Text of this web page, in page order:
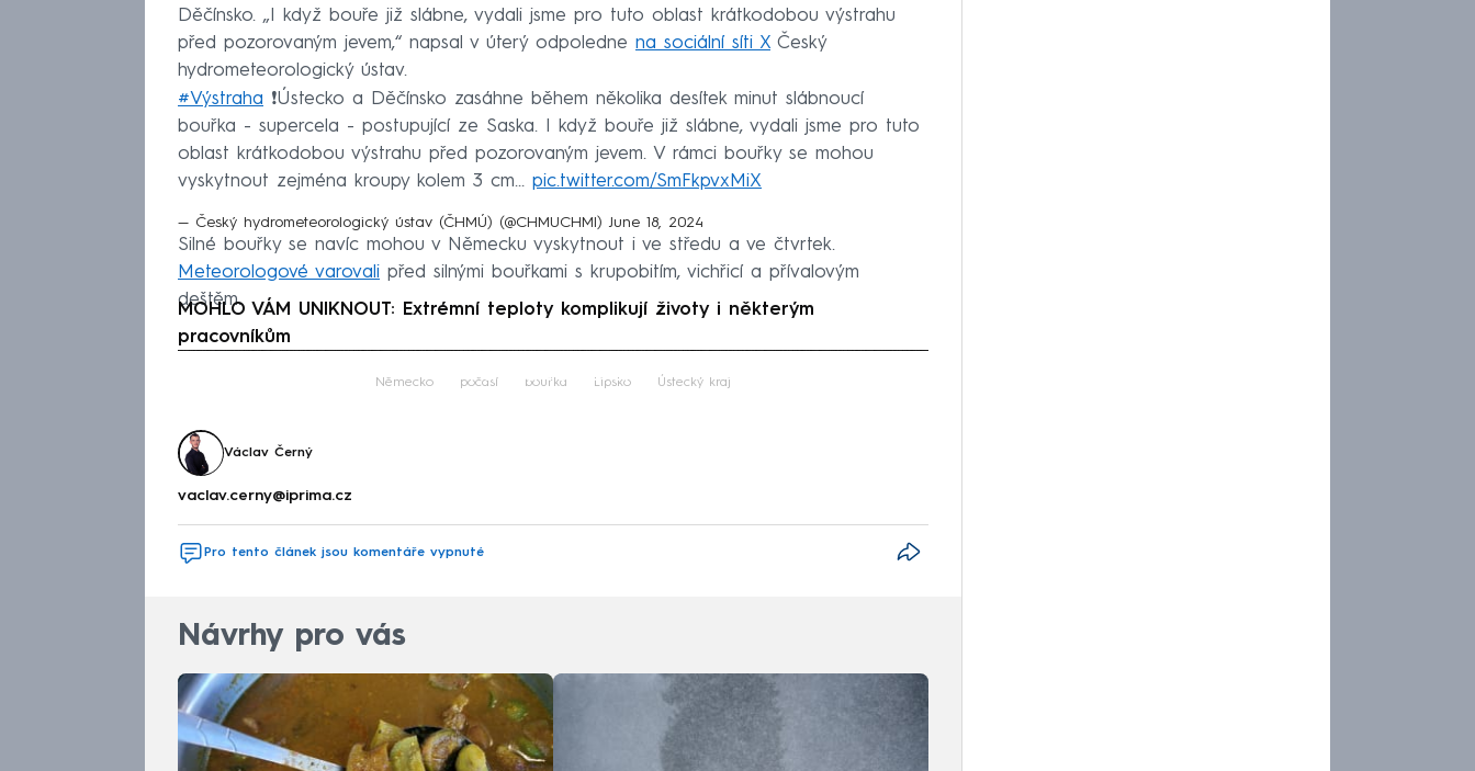
Děčínsko. „I když bouře již slábne, vydali jsme pro tuto oblast krátkodobou výstrahu
před pozorovaným jevem,“ napsal v úterý odpoledne na sociální síti X Český
hydrometeorologický ústav.
#Výstraha ❗️Ústecko a Děčínsko zasáhne během několika desítek minut slábnoucí
bouřka - supercela - postupující ze Saska. I když bouře již slábne, vydali jsme pro tuto
oblast krátkodobou výstrahu před pozorovaným jevem. V rámci bouřky se mohou
vyskytnout zejména kroupy kolem 3 cm… pic.twitter.com/SmFkpvxMiX
— Český hydrometeorologický ústav (ČHMÚ) (@CHMUCHMI) June 18, 2024
Silné bouřky se navíc mohou v Německu vyskytnout i ve středu a ve čtvrtek.
Meteorologové varovali před silnými bouřkami s krupobitím, vichřicí a přívalovým
deštěm.
MOHLO VÁM UNIKNOUT: Extrémní teploty komplikují životy i některým
pracovníkům
Failed to fetch
Německo počasí bouřka Lipsko Ústecký kraj
Václav Černý
vaclav.cerny@iprima.cz
Pro tento článek jsou komentáře vypnuté
Návrhy pro vás